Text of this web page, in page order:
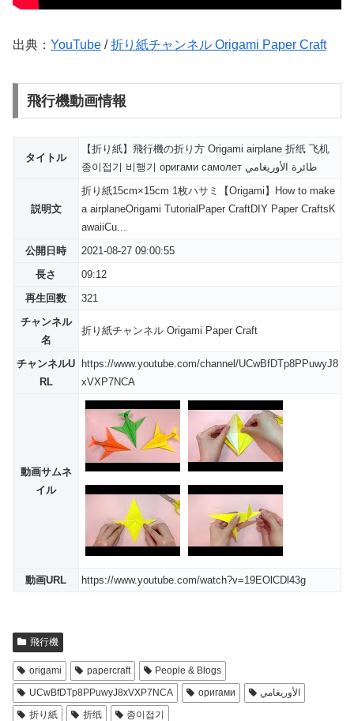
出典： YouTube /折り紙チャンネル Origami Paper Craft
飛行機動画情報
タイトル
【折り紙】飛行機の折り方 Origami airplane 折纸 飞机
종이접기 비행기 оригами самолет طائرة الأوريغامي
説明文
折り紙15cm×15cm 1枚ハサミ【Origami】How to make
a airplaneOrigami TutorialPaper CraftDIY Paper CraftsK
awaiiCu...
公開日時
2021-08-27 09:00:55
長さ
09:12
再生回数
321
チャンネル
名
折り紙チャンネル Origami Paper Craft
チャンネルU
RL
https://www.youtube.com/channel/UCwBfDTp8PPuwyJ8
xVXP7NCA
動画サムネ
イル
動画URL https://www.youtube.com/watch?v=19EOlCDl43g
飛行機
origami papercraft
People & Blogs
UCwBfDTp8PPuwyJ8xVXP7NCA
оригами
الأوريغامي
折り紙
折纸 종이접기